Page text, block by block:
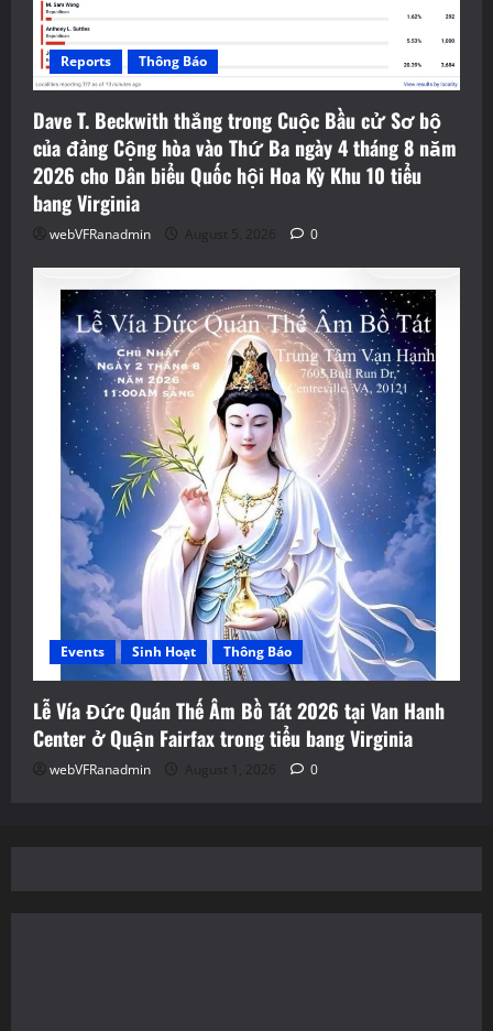
Reports Thông Báo
Dave T. Beckwith thắng trong Cuộc Bầu cử Sơ bộ
của đảng Cộng hòa vào Thứ Ba ngày 4 tháng 8 năm
2026 cho Dân biểu Quốc hội Hoa Kỳ Khu 10 tiểu
bang Virginia
webVFRanadmin August 5, 2026 0
Events Sinh Hoạt Thông Báo
Lễ Vía Đức Quán Thế Âm Bồ Tát 2026 tại Van Hanh
Center ở Quận Fairfax trong tiểu bang Virginia
webVFRanadmin August 1, 2026 0